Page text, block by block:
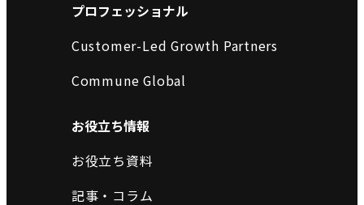
プロフェッショナル
Customer-Led Growth Partners
Commune Global
お役立ち情報
お役立ち資料
記事・コラム